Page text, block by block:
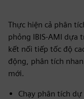
Thực hiện cả phân
phỏng IBIS-AMI dựa
kết nối tiếp tốc độ
động, phân tích
mới.
Chạy phân tích